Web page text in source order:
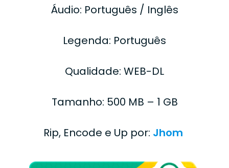
Áudio: Português / Inglês
Legenda: Português
Qualidade: WEB-DL
Tamanho: 500 MB – 1 GB
Rip, Encode e Up por: Jhom